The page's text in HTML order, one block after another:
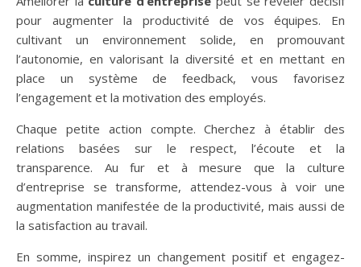
pour augmenter la productivité de vos équipes. En
cultivant un environnement solide, en promouvant
l’autonomie, en valorisant la diversité et en mettant en
place un système de feedback, vous favorisez
l’engagement et la motivation des employés.
Chaque petite action compte. Cherchez à établir des
relations basées sur le respect, l’écoute et la
transparence. Au fur et à mesure que la culture
d’entreprise se transforme, attendez-vous à voir une
augmentation manifestée de la productivité, mais aussi de
la satisfaction au travail.
En somme, inspirez un changement positif et engagez-